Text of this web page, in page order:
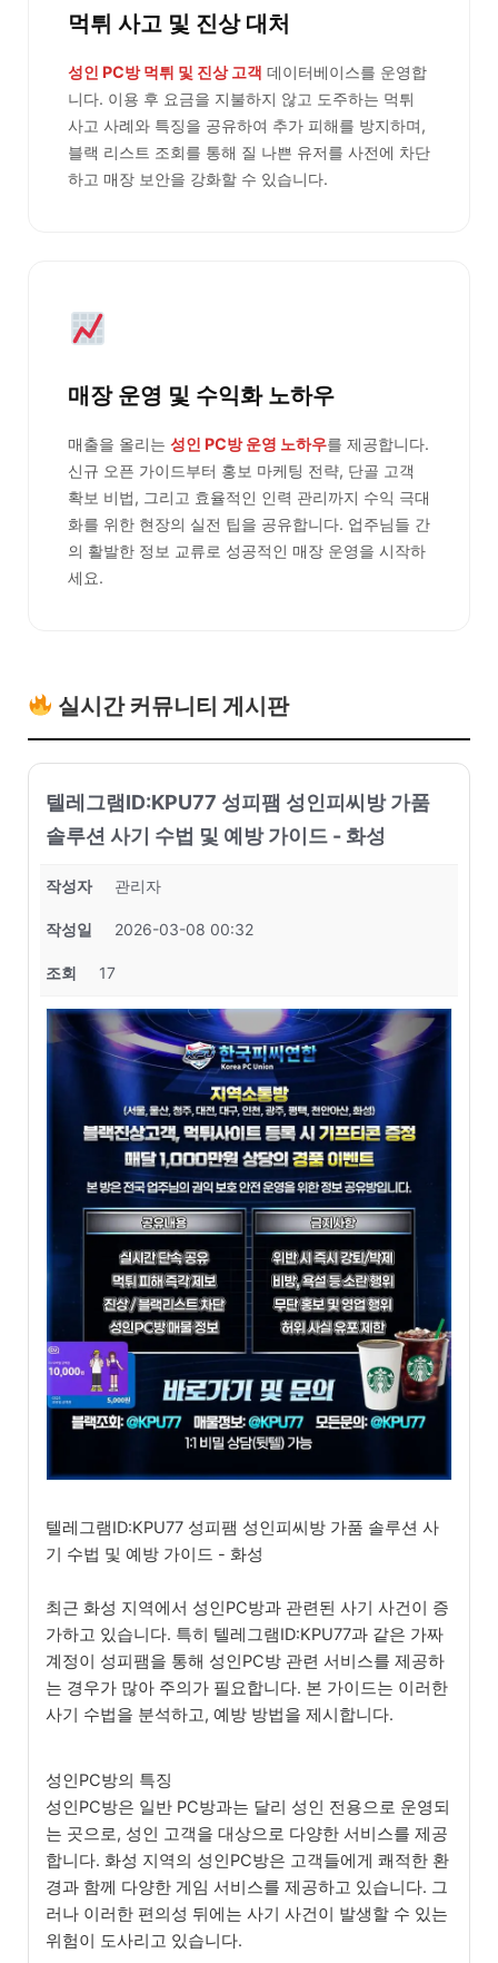
먹튀 사고 및 진상 대처
성인 PC방 먹튀 및 진상 고객 데이터베이스를 운영합
니다. 이용 후 요금을 지불하지 않고 도주하는 먹튀
사고 사례와 특징을 공유하여 추가 피해를 방지하며,
블랙 리스트 조회를 통해 질 나쁜 유저를 사전에 차단
하고 매장 보안을 강화할 수 있습니다.
매장 운영 및 수익화 노하우
매출을 올리는 성인 PC방 운영 노하우를 제공합니다.
신규 오픈 가이드부터 홍보 마케팅 전략, 단골 고객
확보 비법, 그리고 효율적인 인력 관리까지 수익 극대
화를 위한 현장의 실전 팁을 공유합니다. 업주님들 간
의 활발한 정보 교류로 성공적인 매장 운영을 시작하
세요.
실시간 커뮤니티 게시판
텔레그램ID:KPU77 성피팸 성인피씨방 가품
솔루션 사기 수법 및 예방 가이드 - 화성
작성자 관리자
작성일 2026-03-08 00:32
조회 17
텔레그램ID:KPU77 성피팸 성인피씨방 가품 솔루션 사
기 수법 및 예방 가이드 - 화성
최근 화성 지역에서 성인PC방과 관련된 사기 사건이 증
가하고 있습니다. 특히 텔레그램ID:KPU77과 같은 가짜
계정이 성피팸을 통해 성인PC방 관련 서비스를 제공하
는 경우가 많아 주의가 필요합니다. 본 가이드는 이러한
사기 수법을 분석하고, 예방 방법을 제시합니다.
성인PC방의 특징
성인PC방은 일반 PC방과는 달리 성인 전용으로 운영되
는 곳으로, 성인 고객을 대상으로 다양한 서비스를 제공
합니다. 화성 지역의 성인PC방은 고객들에게 쾌적한 환
경과 함께 다양한 게임 서비스를 제공하고 있습니다. 그
러나 이러한 편의성 뒤에는 사기 사건이 발생할 수 있는
위험이 도사리고 있습니다.